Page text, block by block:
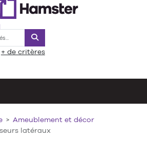
Rechercher
+ de critères
Ameublement et décor
latéraux